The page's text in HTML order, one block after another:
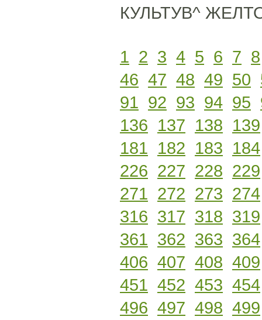
КУЛЬТУВ^
1 2 3 4 5 6 7 8
46 47 48 49 50
91 92 93 94 95
136 137 138 139
181 182 183 184
226 227 228 229
271 272 273 274
316 317 318 319
361 362 363 364
406 407 408 409
451 452 453 454
496 497 498 499